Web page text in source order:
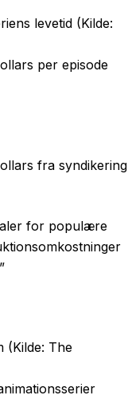
levetid (Kilde:
per episode
fra syndikering
for populære
(Kilde: The